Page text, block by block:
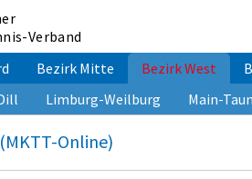
Verband
Bezirk Mitte Bezirk West
Limburg-Weilburg Main-
Online)